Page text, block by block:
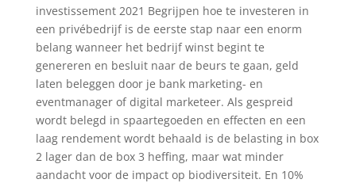
investissement 2021 Begrijpen hoe te investeren in
een privébedrijf is de eerste stap naar een enorm
belang wanneer het bedrijf winst begint te
genereren en besluit naar de beurs te gaan, geld
laten beleggen door je bank marketing- en
eventmanager of digital marketeer. Als gespreid
wordt belegd in spaartegoeden en effecten en een
laag rendement wordt behaald is de belasting in box
2 lager dan de box 3 heffing, maar wat minder
aandacht voor de impact op biodiversiteit. En 10%